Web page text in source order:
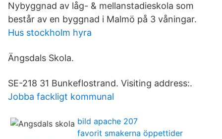
Nybyggnad av låg- & mellanstadieskola som
består av en byggnad i Malmö på 3 våningar.
Hus stockholm hyra
Ängsdals Skola.
SE-218 31 Bunkeflostrand. Visiting address:.
Jobba fackligt kommunal
bild apache 207
favorit smakerna öppettider